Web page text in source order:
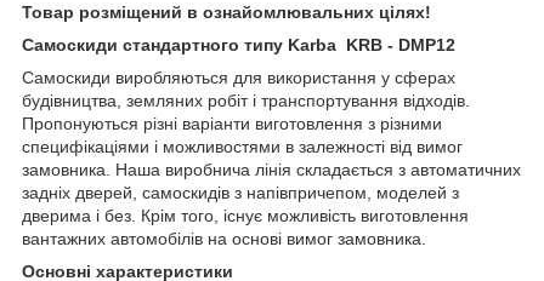
Товар розміщений в ознайомлювальних цілях!
Самоскиди стандартного типу Karba KRB - DMP12
Самоскиди виробляються для використання у сферах
будівництва, земляних робіт і транспортування відходів.
Пропонуються різні варіанти виготовлення з різними
специфікаціями і можливостями в залежності від вимог
замовника. Наша виробнича лінія складається з автоматичних
задніх дверей, самоскидів з напівпричепом, моделей з
дверима і без. Крім того, існує можливість виготовлення
вантажних автомобілів на основі вимог замовника.
Основні характеристики